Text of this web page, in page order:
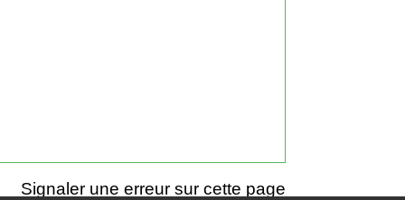
Signaler une erreur sur cette page